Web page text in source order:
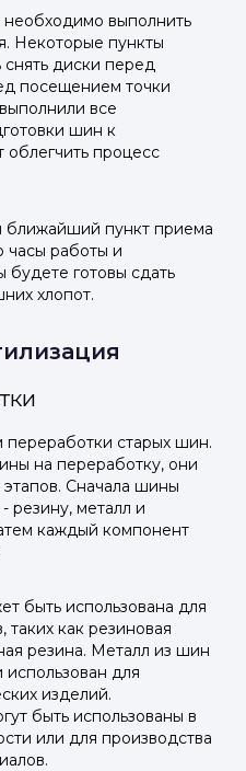
выполнить
Некоторые пункты
снять диски перед
посещением точки
все
шин к
процесс
ближайший пункт приема
часы работы и
будете готовы сдать
хлопот.
переработки старых шин.
на переработку, они
Сначала шины
резину, металл и
каждый компонент
быть использована для
таких как резиновая
резина. Металл из шин
для
изделий.
быть использованы в
или для производства